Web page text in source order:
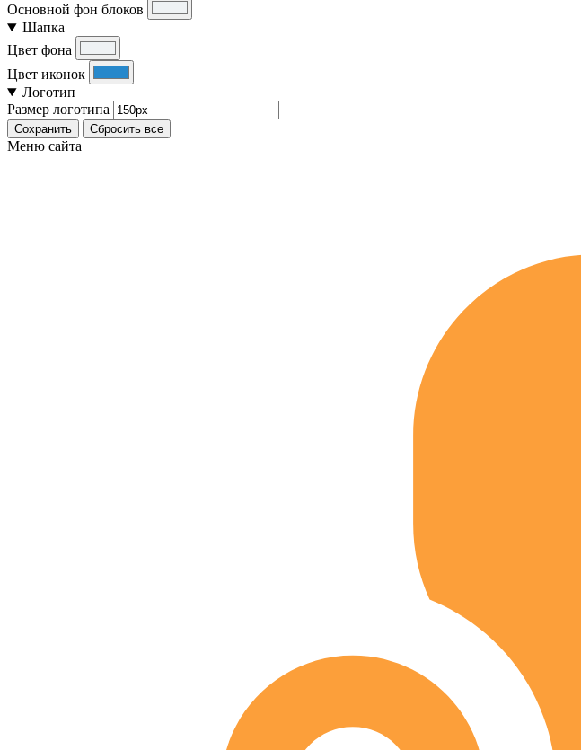
Основной фон блоков
Шапка
Цвет фона
Цвет иконок
Логотип
Размер логотипа
Сохранить Сбросить все
Меню сайта